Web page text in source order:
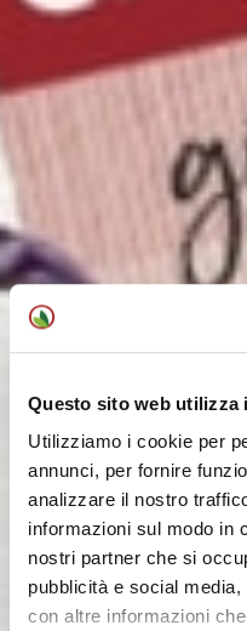
Questo sito web utilizza
Utilizziamo i cookie per
annunci, per fornire
analizzare il nostro
informazioni sul modo in
nostri partner che si
pubblicità e social
con altre informazioni